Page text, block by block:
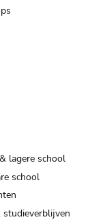
lagere school
school
studieverblijven